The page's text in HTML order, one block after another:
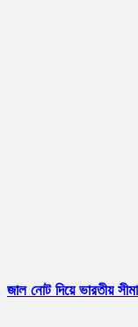
জাল নোট দিয়ে ভারতীয়